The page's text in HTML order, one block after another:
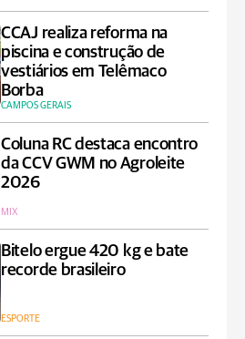
CCAJ realiza reforma na
piscina e construção de
vestiários em Telêmaco
Borba
CAMPOS GERAIS
Coluna RC destaca encontro
da CCV GWM no Agroleite
2026
MIX
Bitelo ergue 420 kg e bate
recorde brasileiro
ESPORTE